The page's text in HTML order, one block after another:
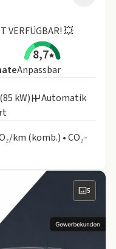
VERFÜGBAR! 💥
8,7
Anpassbar
kW)
Automatik
km (komb.) • CO₂-
5